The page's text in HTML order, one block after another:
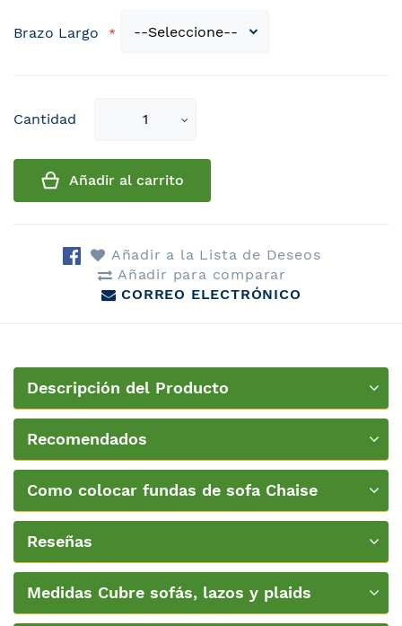
Brazo Largo
Cantidad
Select
Añadir al carrito
Añadir a la Lista de Deseos
Añadir para comparar
CORREO ELECTRÓNICO
Descripción del Producto
Recomendados
Como colocar fundas de sofa Chaise
Reseñas
Medidas Cubre sofás, lazos y plaids